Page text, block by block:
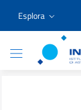
Vai ai contenuti
Vai al menu di
Vai al footer
Esplora